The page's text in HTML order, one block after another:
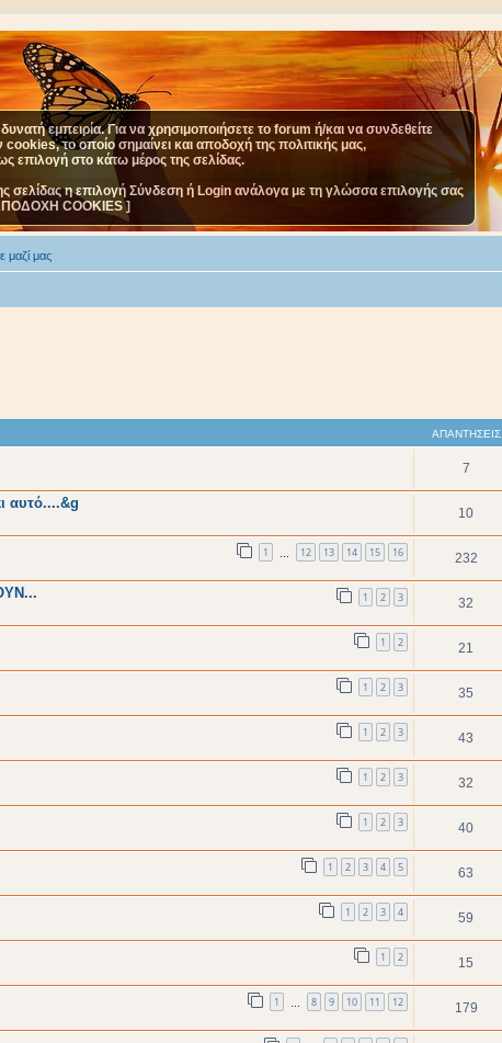
μαζί μας
ΑΠΑΝΤΉΣΕΙΣ
7
αυτό....&g
10
1 12 13 14 15 16 232
1 2 3 32
1 2 21
1 2 3 35
1 2 3 43
1 2 3 32
1 2 3 40
1 2 3 4 5 63
1 2 3 4 59
1 2 15
1 8 9 10 11 12 179
εμπειρία. Για να χρησιμοποιήσετε το forum ή/και να συνδεθείτε
το οποίο σημαίνει και αποδοχή της πολιτικής μας,
επιλογή στο κάτω μέρος της σελίδας.
σελίδας η επιλογή Σύνδεση ή Login ανάλογα με τη γλώσσα επιλογής σας
COOKIES ]